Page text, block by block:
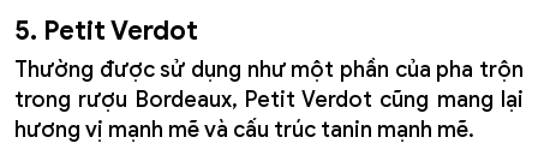
5. Petit Verdot
Thường được sử dụng như một phần của pha trộn
trong rượu Bordeaux, Petit Verdot cũng mang lại
hương vị mạnh mẽ và cấu trúc tanin mạnh mẽ.